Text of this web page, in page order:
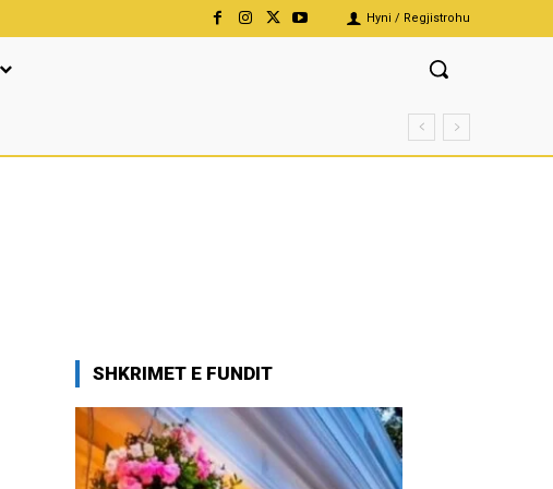
Hyni / Regjistrohu
SHKRIMET E FUNDIT